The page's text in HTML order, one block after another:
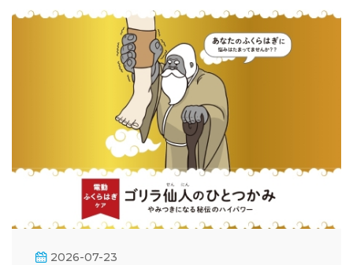
2026-07-23